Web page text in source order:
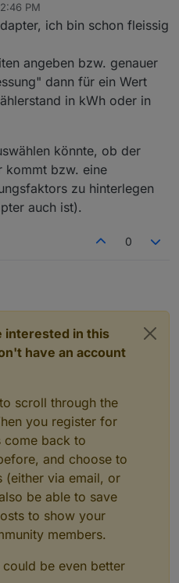
ioBroker in's SunnyPortal
dann den Energieverbrauch
Es können die Geräte
gesteuert werden. Bei
kann das SunnyPortal
oder bei zu geringer
/ SHM unterstützten Geräte
Adapter lassen sich beliebige
in das SunnyPortal
einmal der Verbrauch
gemessen werden. Auch
in SunnyPortal über SMA
Geräte steuern lassen
genügend PV-Leistung und
zu geringer Solarenergie)
PM
ich bin schon fleissig
angeben bzw. genauer
dann für ein Wert
in kWh oder in
könnte, ob der
kommt bzw. eine
zu hinterlegen
auch ist).
0
interested in this
have an account
scroll through the
you register for
come back to
and choose to
(either via email, or
be able to save
to show your
members.
be even better